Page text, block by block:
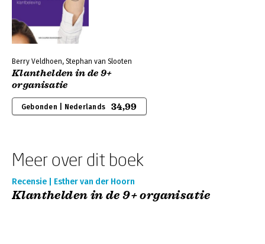
Berry Veldhoen, Stephan van Slooten
Klanthelden in de 9+
organisatie
Gebonden | Nederlands 34,99
Meer over dit boek
Recensie | Esther van der Hoorn
Klanthelden in de 9+ organisatie